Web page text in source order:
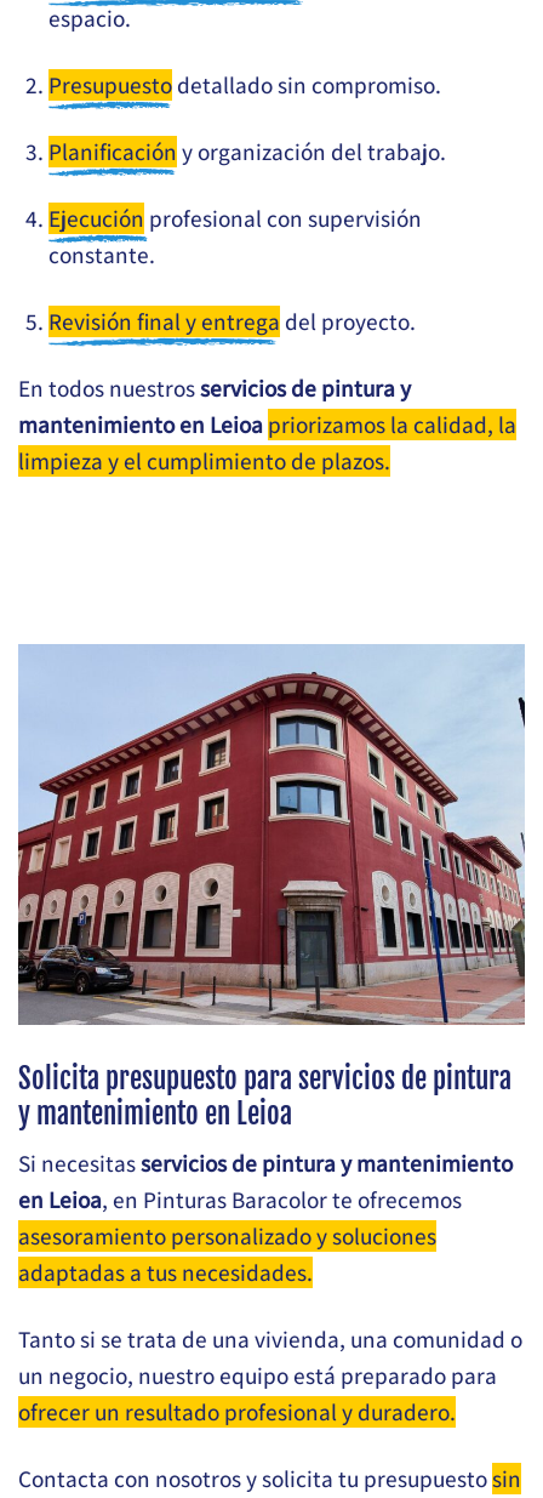
espacio.
Presupuestodetallado sin compromiso.
Planificación y organización del trabajo.
Ejecución profesional con supervisión
constante.
Revisión final y entrega del proyecto.
En todos nuestrosservicios de pintura y
mantenimiento en Leioapriorizamos la calidad, la
limpieza y el cumplimiento de plazos.
Solicita presupuesto para servicios de pintura
y mantenimiento en Leioa
Si necesitasservicios de pintura y mantenimiento
en Leioa, en Pinturas Baracolor te ofrecemos
asesoramiento personalizado y soluciones
adaptadas a tus necesidades.
Tanto si se trata de una vivienda, una comunidad o
un negocio, nuestro equipo está preparado para
ofrecer un resultado profesional y duradero.
Contacta con nosotros y solicita tu presupuestosin